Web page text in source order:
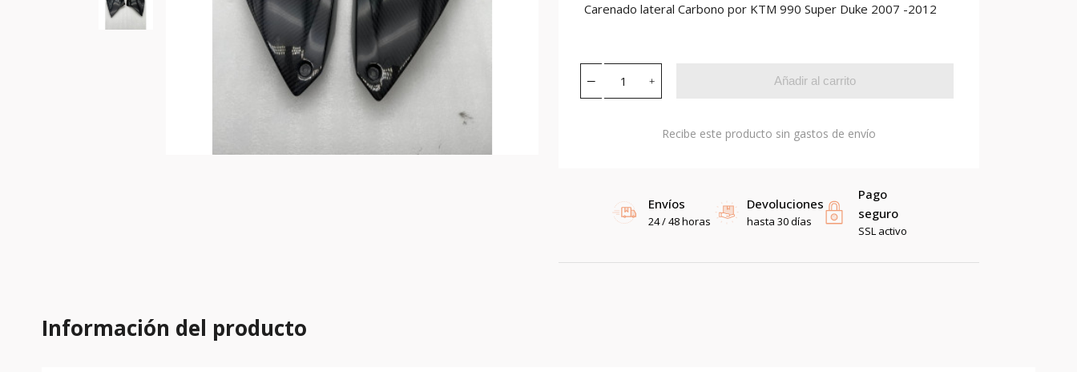
Carenado lateral Carbono por KTM 990 Super Duke 2007 -2012
Añadir al carrito
Recibe este producto sin gastos de envío
Envíos
24 / 48 horas
Devoluciones
hasta 30 días
Pago
seguro
SSL activo
Información del producto